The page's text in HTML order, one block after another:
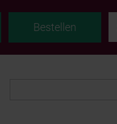
Bestellen